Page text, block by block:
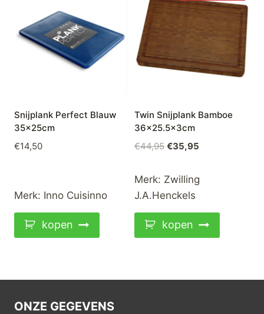
Snijplank Perfect Blauw
35x25cm
€14,50
Merk: Inno Cuisinno
kopen
Twin Snijplank Bamboe
36×25.5x3cm
€44,95 Oorspronkelijke
was:
€44,95.
€35,95
€35,95.
Merk: Zwilling
J.A.Henckels
kopen
ONZE GEGEVENS